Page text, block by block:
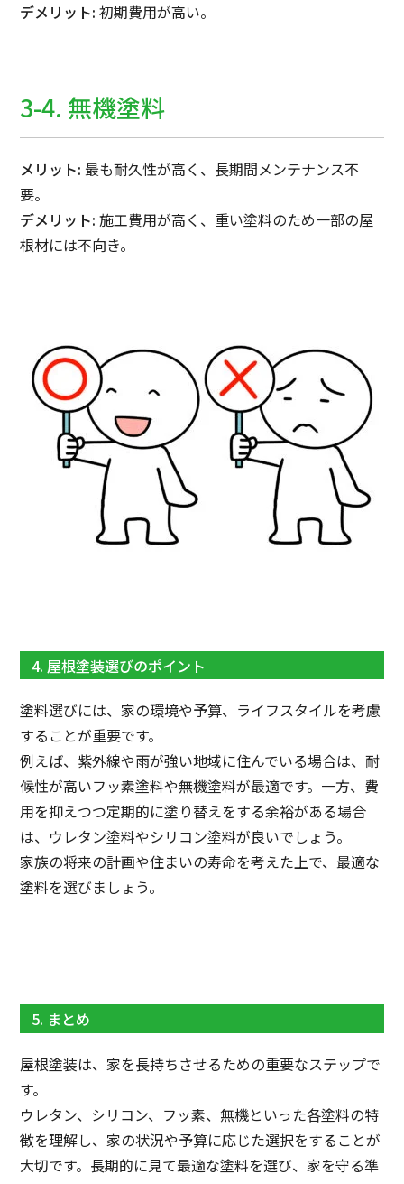
デメリット: 初期費用が高い。
3-4. 無機塗料
メリット: 最も耐久性が高く、長期間メンテナンス不
要。
デメリット: 施工費用が高く、重い塗料のため一部の屋
根材には不向き。
4. 屋根塗装選びのポイント
塗料選びには、家の環境や予算、ライフスタイルを考慮
することが重要です。
例えば、紫外線や雨が強い地域に住んでいる場合は、耐
候性が高いフッ素塗料や無機塗料が最適です。一方、費
用を抑えつつ定期的に塗り替えをする余裕がある場合
は、ウレタン塗料やシリコン塗料が良いでしょう。
家族の将来の計画や住まいの寿命を考えた上で、最適な
塗料を選びましょう。
5. まとめ
屋根塗装は、家を長持ちさせるための重要なステップで
す。
ウレタン、シリコン、フッ素、無機といった各塗料の特
徴を理解し、家の状況や予算に応じた選択をすることが
大切です。長期的に見て最適な塗料を選び、家を守る準